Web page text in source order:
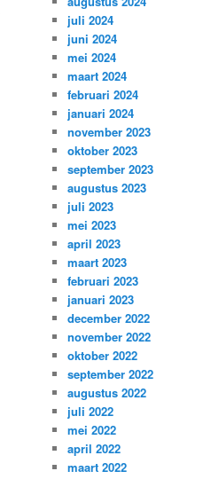
juli 2024
juni 2024
mei 2024
maart 2024
februari 2024
januari 2024
november 2023
oktober 2023
september 2023
augustus 2023
juli 2023
mei 2023
april 2023
maart 2023
februari 2023
januari 2023
december 2022
november 2022
oktober 2022
september 2022
augustus 2022
juli 2022
mei 2022
april 2022
maart 2022